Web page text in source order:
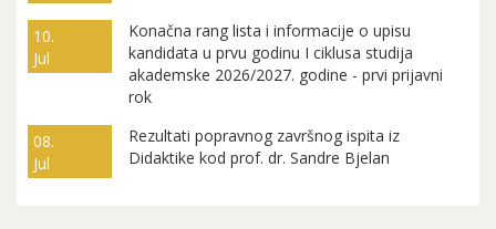
10.
Jul
Konačna rang lista i informacije o upisu
kandidata u prvu godinu I ciklusa studija
akademske 2026/2027. godine - prvi prijavni
rok
08.
Jul
Rezultati popravnog završnog ispita iz
Didaktike kod prof. dr. Sandre Bjelan